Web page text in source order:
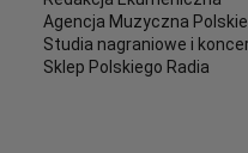
Agencja Muzyczna
Studia nagraniowe i
Sklep Polskiego Radia